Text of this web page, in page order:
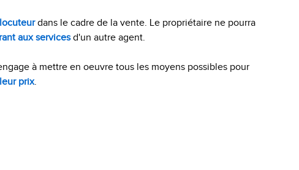
dans le cadre de la vente. Le propriétaire ne pourra
aux servicesd'un autre agent.
à mettre en oeuvre tous les moyens possibles pour
prix.